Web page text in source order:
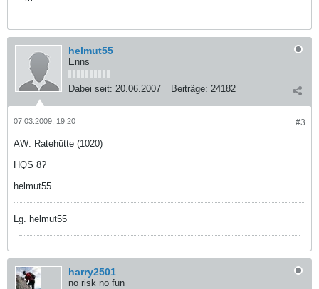
helmut55
Enns
Dabei seit: 20.06.2007 Beiträge: 24182
#3
07.03.2009, 19:20
AW: Ratehütte (1020)
HQS 8?
helmut55
Lg. helmut55
harry2501
no risk no fun